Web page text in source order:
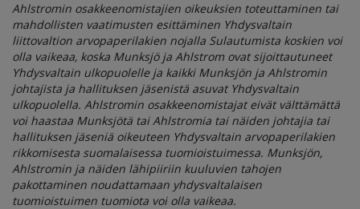
Ahlstromin osakkeenomistajien oikeuksien toteuttaminen tai
mahdollisten vaatimusten esittäminen Yhdysvaltain
liittovaltion arvopaperilakien nojalla Sulautumista koskien voi
olla vaikeaa, koska Munksjö ja Ahlstrom ovat sijoittautuneet
Yhdysvaltain ulkopuolelle ja kaikki Munksjön ja Ahlstromin
johtajista ja hallituksen jäsenistä asuvat Yhdysvaltain
ulkopuolella. Ahlstromin osakkeenomistajat eivät välttämättä
voi haastaa Munksjötä tai Ahlstromia tai näiden johtajia tai
hallituksen jäseniä oikeuteen Yhdysvaltain arvopaperilakien
rikkomisesta suomalaisessa tuomioistuimessa. Munksjön,
Ahlstromin ja näiden lähipiiriin kuuluvien tahojen
pakottaminen noudattamaan yhdysvaltalaisen
tuomioistuimen tuomiota voi olla vaikeaa.